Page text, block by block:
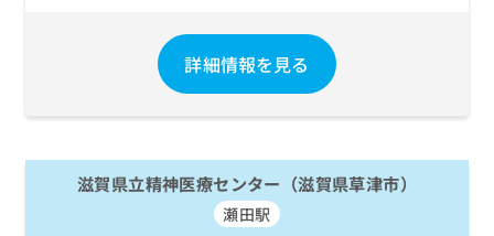
詳細情報を見る
滋賀県立精神医療センター（滋賀県草津市）
瀬田駅